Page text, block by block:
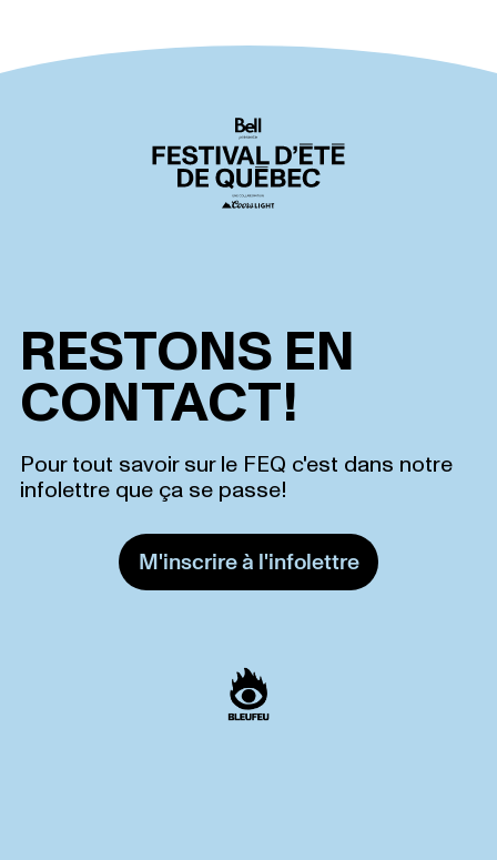
RESTONS EN
CONTACT!
Pour tout savoir sur le FEQ c'est dans notre
infolettre que ça se passe!
M'inscrire à l'infolettre